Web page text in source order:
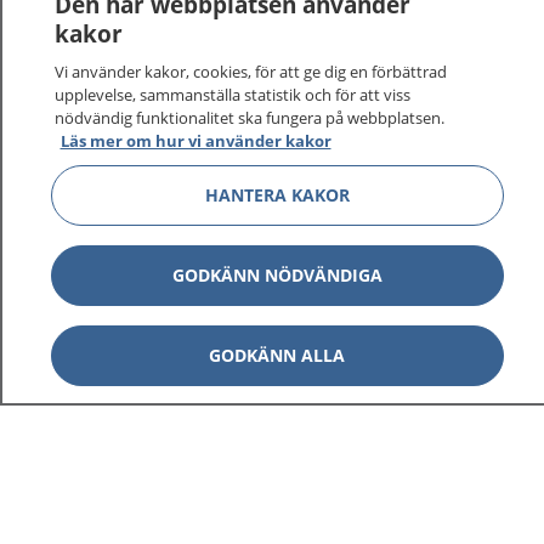
På 1177.se får du råd om hälsa och information om
sjukdomar och vilka mottagningar du kan kontakta.
Logga in för att läsa din journal och göra dina
vårdärenden. Ring telefonnummer 1177 för
sjukvårdsrådgivning dygnet runt.
1177 ger dig råd när du vill må bättre.
1177 på flera språk Visa
kakor
Vi använder kakor, cookies, för att ge dig en förbättrad
upplevelse, sammanställa statistik och för att viss
nödvändig funktionalitet ska fungera på webbplatsen.
Läs mer om hur vi använder kakor
HANTERA KAKOR
GODKÄNN NÖDVÄNDIGA
GODKÄNN ALLA